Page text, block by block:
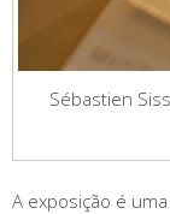
Sébastien
A exposição é